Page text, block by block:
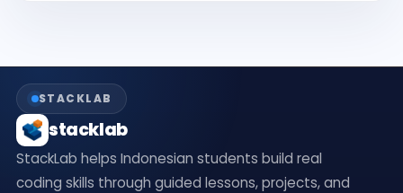
STACKLAB
stacklab
StackLab helps Indonesian students build real
coding skills through guided lessons, projects, and